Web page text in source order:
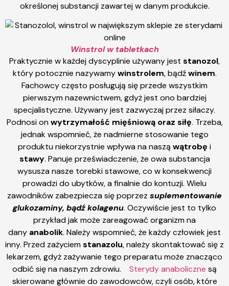
określonej substancji zawartej w danym produkcie.
Winstrol w tabletkach
Praktycznie w każdej dyscyplinie używany jest stanozol,
który potocznie nazywamywinstrolem, bądźwinem.
Fachowcy często posługują się przede wszystkim
pierwszym nazewnictwem, gdyż jest ono bardziej
specjalistyczne. Używany jest zazwyczaj przez siłaczy.
Podnosi on wytrzymałość mięśniową oraz siłę. Trzeba,
jednak wspomnieć, że nadmierne stosowanie tego
produktu niekorzystnie wpływa na naszą wątrobę i
stawy. Panuje przeświadczenie, że owa substancja
wysusza nasze torebki stawowe, co w konsekwencji
prowadzi do ubytków, a finalnie do kontuzji. Wielu
zawodników zabezpiecza się poprzez suplementowanie
glukozaminy, bądź kolagenu. Oczywiście jest to tylko
przykład jak może zareagować organizm na
dany anabolik. Należy wspomnieć, że każdy człowiek jest
inny. Przed zażyciem stanazolu, należy skontaktować się z
lekarzem, gdyż zażywanie tego preparatu może znacząco
odbić się na naszym zdrowiu. Sterydy anaboliczne są
skierowane głównie do zawodowców, czyli osób, które